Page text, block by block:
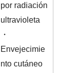
por radiación
ultravioleta
・
Envejecimie
nto cutáneo